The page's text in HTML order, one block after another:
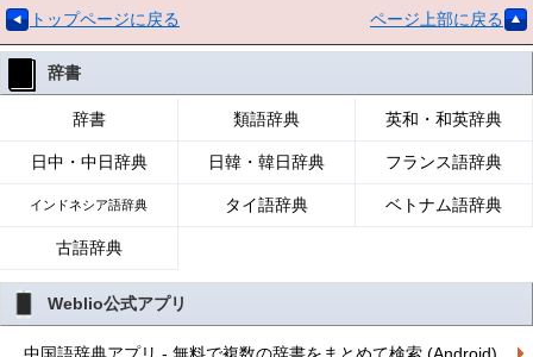
トップページに戻る ページ上部に戻る
辞書
辞書 類語辞典 英和・和英辞典
日中・中日辞典 日韓・韓日辞典 フランス語辞典
インドネシア語辞典 タイ語辞典 ベトナム語辞典
古語辞典
Weblio公式アプリ